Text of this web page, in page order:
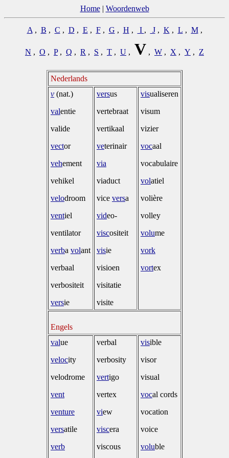
Home| Woordenweb
A , B , C , D , E , F, G , H , I , J, K , L , M,
N , O , P, Q , R , S , T , U , V , W , X , Y , Z
Nederlands
v (nat.)
valentie
valide
vector
vehement
vehikel
velodroom
ventiel
ventilator
verba volant
verbaal
verbositeit
versie
versus
vertebraat
vertikaal
veterinair
via
viaduct
vice versa
video-
viscositeit
visie
visioen
visitatie
visite
visualiseren
visum
vizier
vocaal
vocabulaire
volatiel
volière
volley
volume
vork
vortex
Engels
value
velocity
velodrome
vent
venture
versatile
verb
verbal
verbosity
vertigo
vertex
view
viscera
viscous
visible
visor
visual
vocal cords
vocation
voice
voluble